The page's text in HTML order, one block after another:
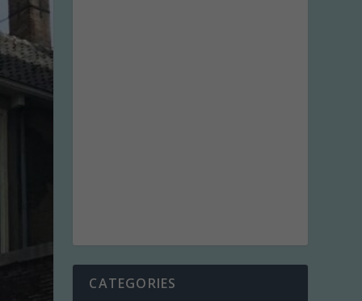
CATEGORIES